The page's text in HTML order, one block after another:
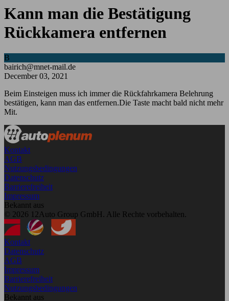
Kann man die Bestätigung
Rückkamera entfernen
B
bairich@mnet-mail.de
December 03, 2021
Beim Einsteigen muss ich immer die Rückfahrkamera Belehrung
bestätigen, kann man das entfernen.Die Taste macht bald nicht mehr
Mit.
Kontakt
AGB
Nutzungsbedingungen
Datenschutz
Barrierefreiheit
Impressum
Bekannt aus
© 2026 12Auto Group GmbH. Alle Rechte vorbehalten.
Kontakt
Datenschutz
AGB
Impressum
Barrierefreiheit
Nutzungsbedingungen
Bekannt aus